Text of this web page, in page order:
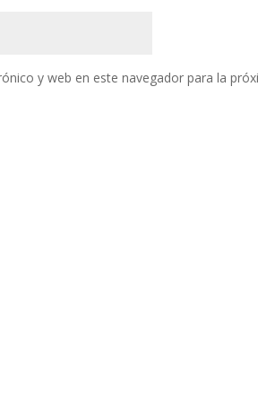
y web en este navegador para la